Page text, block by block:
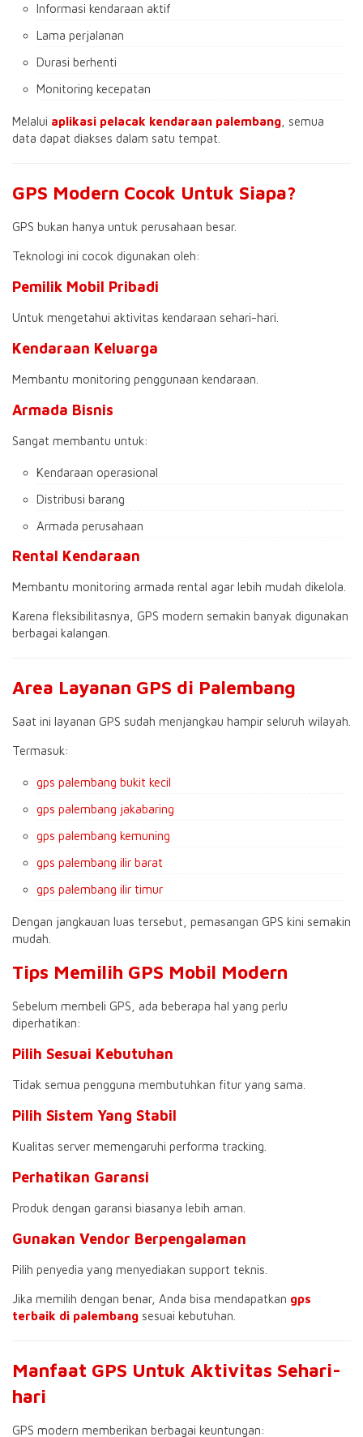
Informasi kendaraan aktif
Lama perjalanan
Durasi berhenti
Monitoring kecepatan
Melalui aplikasi pelacak kendaraan palembang , semua
data dapat diakses dalam satu tempat.
GPS Modern Cocok Untuk Siapa?
GPS bukan hanya untuk perusahaan besar.
Teknologi ini cocok digunakan oleh:
Pemilik Mobil Pribadi
Untuk mengetahui aktivitas kendaraan sehari-hari.
Kendaraan Keluarga
Membantu monitoring penggunaan kendaraan.
Armada Bisnis
Sangat membantu untuk:
Kendaraan operasional
Distribusi barang
Armada perusahaan
Rental Kendaraan
Membantu monitoring armada rental agar lebih mudah dikelola.
Karena fleksibilitasnya, GPS modern semakin banyak digunakan
berbagai kalangan.
Area Layanan GPS di Palembang
Saat ini layanan GPS sudah menjangkau hampir seluruh wilayah.
Termasuk:
gps palembang bukit kecil
gps palembang jakabaring
gps palembang kemuning
gps palembang ilir barat
gps palembang ilir timur
Dengan jangkauan luas tersebut, pemasangan GPS kini semakin
mudah.
Tips Memilih GPS Mobil Modern
Sebelum membeli GPS, ada beberapa hal yang perlu
diperhatikan:
Pilih Sesuai Kebutuhan
Tidak semua pengguna membutuhkan fitur yang sama.
Pilih Sistem Yang Stabil
Kualitas server memengaruhi performa tracking.
Perhatikan Garansi
Produk dengan garansi biasanya lebih aman.
Gunakan Vendor Berpengalaman
Pilih penyedia yang menyediakan support teknis.
Jika memilih dengan benar, Anda bisa mendapatkan gps
terbaik di palembang sesuai kebutuhan.
Manfaat GPS Untuk Aktivitas Sehari-
hari
GPS modern memberikan berbagai keuntungan: